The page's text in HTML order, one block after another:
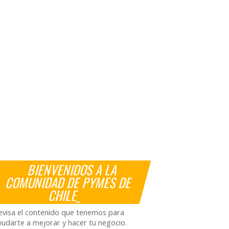
BIENVENIDOS A LA
COMUNIDAD DE PYMES DE
CHILE_
el contenido que tenemos para
a mejorar y hacer tu negocio.